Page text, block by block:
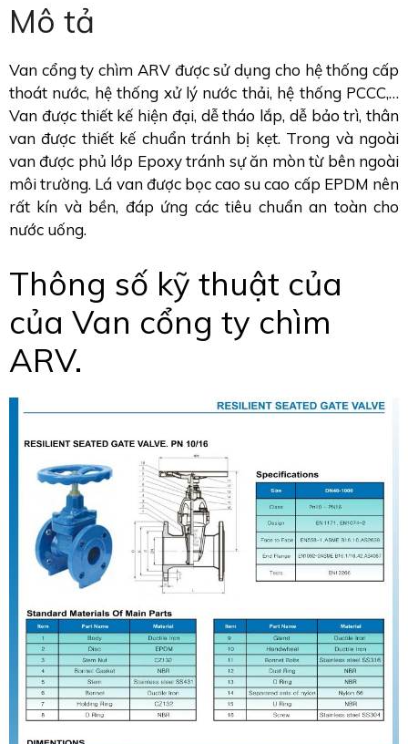
Mô tả
Van cổng ty chìm ARV được sử dụng cho hệ thống cấp
thoát nước, hệ thống xử lý nước thải, hệ thống PCCC,…
Van được thiết kế hiện đại, dễ tháo lắp, dễ bảo trì, thân
van được thiết kế chuẩn tránh bị kẹt. Trong và ngoài
van được phủ lớp Epoxy tránh sự ăn mòn từ bên ngoài
môi trường. Lá van được bọc cao su cao cấp EPDM nên
rất kín và bền, đáp ứng các tiêu chuẩn an toàn cho
nước uống.
Thông số kỹ thuật của
của Van cổng ty chìm
ARV.